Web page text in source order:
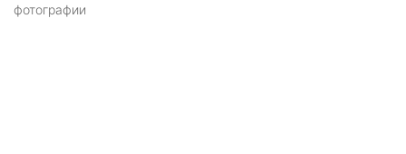
фотографии